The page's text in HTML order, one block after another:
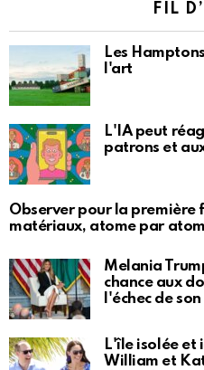
FIL
Les
l'art
L'IA peut
patrons et
Observer pour la première
matériaux, atome par
Melania
chance aux
l'échec de
L'île isolée et
William et